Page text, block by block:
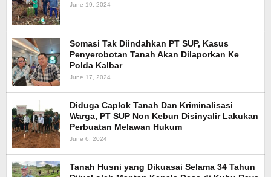
June 19, 2024
Somasi Tak Diindahkan PT SUP, Kasus
Penyerobotan Tanah Akan Dilaporkan Ke
Polda Kalbar
June 17, 2024
Diduga Caplok Tanah Dan Kriminalisasi
Warga, PT SUP Non Kebun Disinyalir Lakukan
Perbuatan Melawan Hukum
June 6, 2024
Tanah Husni yang Dikuasai Selama 34 Tahun